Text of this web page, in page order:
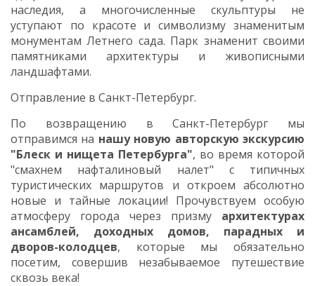
наследия, а многочисленные скульптуры не
уступают по красоте и символизму знаменитым
монументам Летнего сада. Парк знаменит своими
памятниками архитектуры и живописными
ландшафтами.
Отправление в Санкт-Петербург.
По возвращению в Санкт-Петербург мы
отправимся на нашу новую авторскую экскурсию
"Блеск и нищета Петербурга", во время которой
"смахнем нафталиновый налет" с типичных
туристических маршрутов и откроем абсолютно
новые и тайные локации! Прочувствуем особую
атмосферу города через призму архитектурах
ансамблей, доходных домов, парадных и
дворов-колодцев, которые мы обязательно
посетим, совершив незабываемое путешествие
сквозь века!